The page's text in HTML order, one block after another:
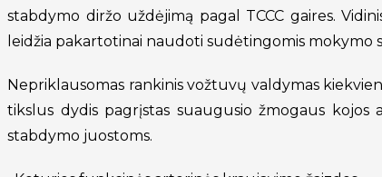
stabdymo diržo uždėjimą pagal TCCC gaires.
leidžia pakartotinai naudoti sudėtingomis mokymo
Nepriklausomas rankinis vožtuvų valdymas
tikslus dydis pagrįstas suaugusio žmogaus
stabdymo juostoms.